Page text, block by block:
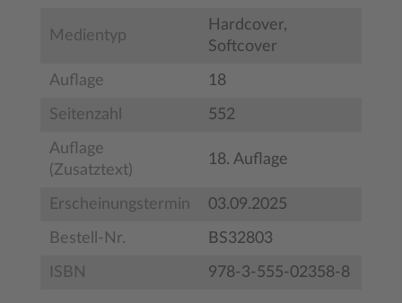
Medientyp
Hardcover,
Softcover
Auflage 18
Seitenzahl 552
Auflage
(Zusatztext)
18. Auflage
Erscheinungstermin 03.09.2025
Bestell-Nr. BS32803
ISBN 978-3-555-02358-8